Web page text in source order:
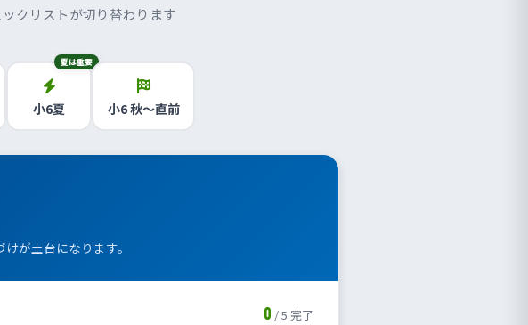
クリストが切り替わります
夏は重要
小6夏 小6 秋〜直前
が土台になります。
0 /5 完了